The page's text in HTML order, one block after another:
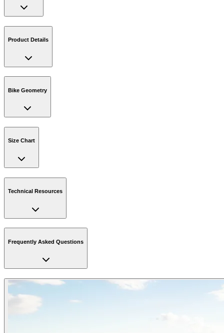
Product Details
Bike Geometry
Size Chart
Technical Resources
Frequently Asked Questions